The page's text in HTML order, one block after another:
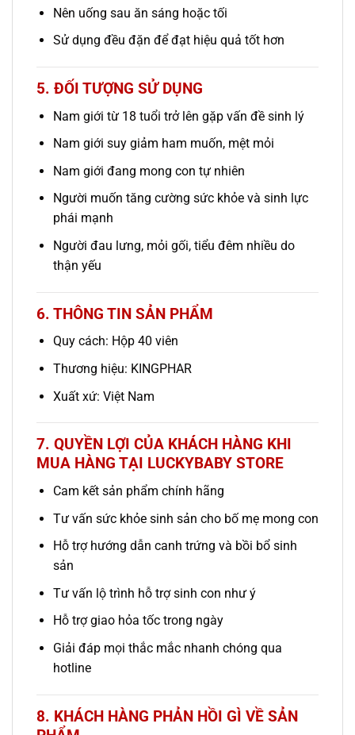
Nên uống sau ăn sáng hoặc tối
Sử dụng đều đặn để đạt hiệu quả tốt hơn
5. ĐỐI TƯỢNG SỬ DỤNG
Nam giới từ 18 tuổi trở lên gặp vấn đề sinh lý
Nam giới suy giảm ham muốn, mệt mỏi
Nam giới đang mong con tự nhiên
Người muốn tăng cường sức khỏe và sinh lực
phái mạnh
Người đau lưng, mỏi gối, tiểu đêm nhiều do
thận yếu
6. THÔNG TIN SẢN PHẨM
Quy cách: Hộp 40 viên
Thương hiệu: KINGPHAR
Xuất xứ: Việt Nam
7. QUYỀN LỢI CỦA KHÁCH HÀNG KHI
MUA HÀNG TẠI LUCKYBABY STORE
Cam kết sản phẩm chính hãng
Tư vấn sức khỏe sinh sản cho bố mẹ mong con
Hỗ trợ hướng dẫn canh trứng và bồi bổ sinh
sản
Tư vấn lộ trình hỗ trợ sinh con như ý
Hỗ trợ giao hỏa tốc trong ngày
Giải đáp mọi thắc mắc nhanh chóng qua
hotline
8. KHÁCH HÀNG PHẢN HỒI GÌ VỀ SẢN